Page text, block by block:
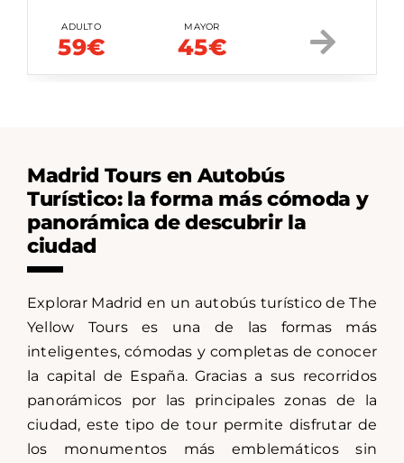
ADULTO
59€
MAYOR
45€
Madrid Tours en Autobús
Turístico: la forma más cómoda y
panorámica de descubrir la
ciudad
Explorar Madrid en un autobús turístico de The
Yellow Tours es una de las formas más
inteligentes, cómodas y completas de conocer
la capital de España. Gracias a sus recorridos
panorámicos por las principales zonas de la
ciudad, este tipo de tour permite disfrutar de
los monumentos más emblemáticos sin